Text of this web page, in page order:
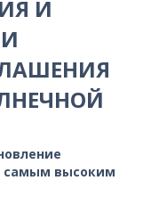
И
самым высоким